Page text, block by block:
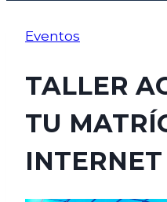
Eventos
TALLER
TU
INTERNET